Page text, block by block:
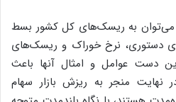
می‌توان به ریسک‌های کل کشور بسط
دستوری، نرخ خوراک و ریسک‌های
دست عوامل و امثال آنها باعث
نهایت منجر به ریزش بازار سهام